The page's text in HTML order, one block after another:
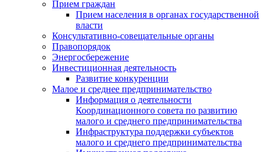
Прием граждан
Прием населения в органах государственной
власти
Консультативно-совещательные органы
Правопорядок
Энергосбережение
Инвестиционная деятельность
Развитие конкуренции
Малое и среднее предпринимательство
Информация о деятельности
Координационного совета по развитию
малого и среднего предпринимательства
Инфраструктура поддержки субъектов
малого и среднего предпринимательства